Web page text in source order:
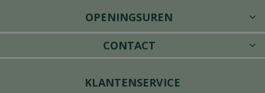
OPENINGSUREN
CONTACT
KLANTENSERVICE